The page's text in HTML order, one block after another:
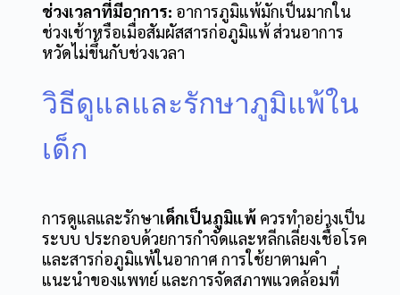
ช่วงเวลาที่มีอาการ: อาการภูมิแพ้มักเป็นมากใน
ช่วงเช้าหรือเมื่อสัมผัสสารก่อภูมิแพ้ ส่วนอาการ
หวัดไม่ขึ้นกับช่วงเวลา
วิธีดูแลและรักษาภูมิแพ้ใน
เด็ก
การดูแลและรักษาเด็กเป็นภูมิแพ้ ควรทำอย่างเป็น
ระบบ ประกอบด้วยการกำจัดและหลีกเลี่ยงเชื้อโรค
และสารก่อภูมิแพ้ในอากาศ การใช้ยาตามคำ
แนะนำของแพทย์ และการจัดสภาพแวดล้อมที่